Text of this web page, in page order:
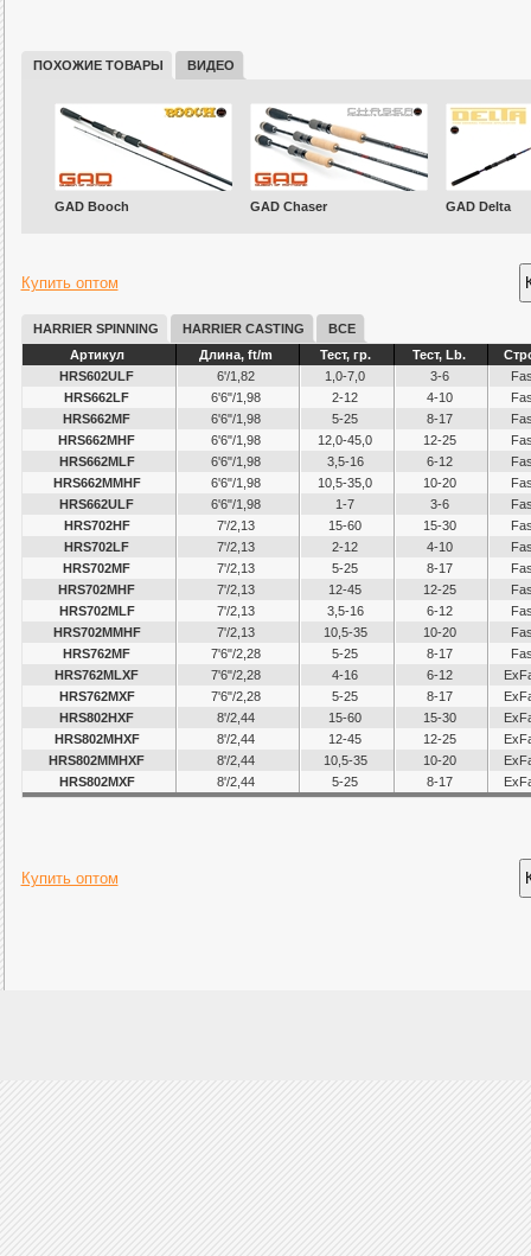
ПОХОЖИЕ ТОВАРЫ ВИДЕО
GAD Booch GAD Chaser GAD Delta
Купить оптом
HARRIER SPINNING HARRIER CASTING
ВСЕ
Артикул
Длина, ft/m Тест, гр. Тест, Lb.
HRS602ULF
6'/1,82 1,0-7,0 3-6
HRS662LF
6'6"/1,98 2-12 4-10
HRS662MF
6'6"/1,98 5-25 8-17
HRS662MHF
6'6"/1,98 12,0-45,0 12-25
HRS662MLF
6'6"/1,98 3,5-16 6-12
HRS662MMHF
6'6"/1,98 10,5-35,0 10-20
HRS662ULF
6'6"/1,98 1-7 3-6
HRS702HF
7'/2,13 15-60 15-30
HRS702LF
7'/2,13 2-12 4-10
HRS702MF
7'/2,13 5-25 8-17
HRS702MHF
7'/2,13 12-45 12-25
HRS702MLF
7'/2,13 3,5-16 6-12
HRS702MMHF
7'/2,13 10,5-35 10-20
HRS762MF
7'6"/2,28 5-25 8-17
HRS762MLXF
7'6"/2,28 4-16 6-12
HRS762MXF
7'6"/2,28 5-25 8-17
HRS802HXF
8'/2,44 15-60 15-30
HRS802MHXF
8'/2,44 12-45 12-25
HRS802MMHXF
8'/2,44 10,5-35 10-20
HRS802MXF
8'/2,44 5-25 8-17
Купить оптом